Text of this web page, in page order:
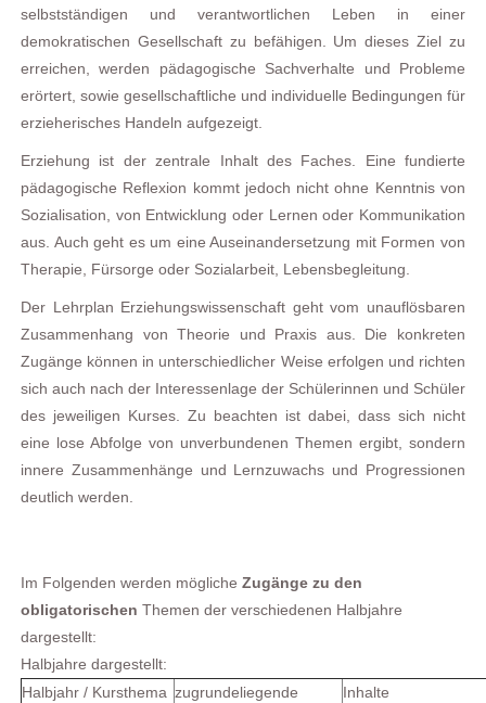
selbstständigen und verantwortlichen Leben in einer
demokratischen Gesellschaft zu befähigen. Um dieses Ziel zu
erreichen, werden pädagogische Sachverhalte und Probleme
erörtert, sowie gesellschaftliche und individuelle Bedingungen für
erzieherisches Handeln aufgezeigt.
Erziehung ist der zentrale Inhalt des Faches. Eine fundierte
pädagogische Reflexion kommt jedoch nicht ohne Kenntnis von
Sozialisation, von Entwicklung oder Lernen oder Kommunikation
aus. Auch geht es um eine Auseinandersetzung mit Formen von
Therapie, Fürsorge oder Sozialarbeit, Lebensbegleitung.
Der Lehrplan Erziehungswissenschaft geht vom unauflösbaren
Zusammenhang von Theorie und Praxis aus. Die konkreten
Zugänge können in unterschiedlicher Weise erfolgen und richten
sich auch nach der Interessenlage der Schülerinnen und Schüler
des jeweiligen Kurses. Zu beachten ist dabei, dass sich nicht
eine lose Abfolge von unverbundenen Themen ergibt, sondern
innere Zusammenhänge und Lernzuwachs und Progressionen
deutlich werden.
Im Folgenden werden mögliche Zugänge zu den
obligatorischen Themen der verschiedenen Halbjahre
dargestellt:
Halbjahre dargestellt:
Halbjahr / Kursthema zugrundeliegende
Inhalte